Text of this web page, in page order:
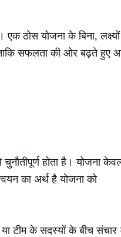
ठोस योजना के बिना, लक्ष्यों
ताकि सफलता की ओर बढ़ते हुए
होता है। योजना
का अर्थ है योजना को
टीम के सदस्यों के बीच संचार